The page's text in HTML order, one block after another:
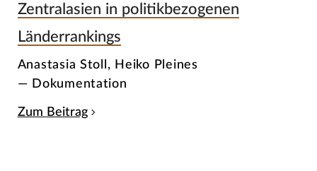
Zentralasien in politikbezogenen
Länderrankings
Anastasia Stoll, Heiko Pleines
— Dokumentation
Zum Beitrag